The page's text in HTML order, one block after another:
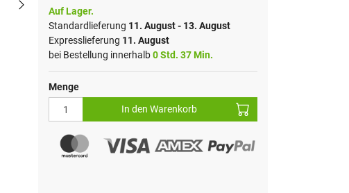
Auf Lager.
Standardlieferung 11. August - 13. August
Expresslieferung 11. August
bei Bestellung innerhalb0 Std. 37 Min.
Menge
In den Warenkorb